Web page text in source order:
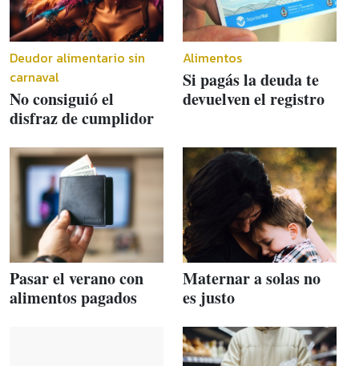
Deudor alimentario sin
carnaval
No consiguió el
disfraz de cumplidor
Alimentos
Si pagás la deuda te
devuelven el registro
Pasar el verano con
alimentos pagados
Maternar a solas no
es justo